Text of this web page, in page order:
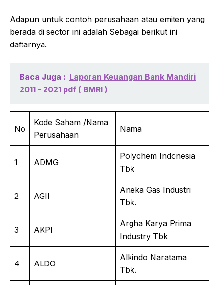
Adapun untuk contoh perusahaan atau emiten yang
berada di sector ini adalah Sebagai berikut ini
daftarnya.
Baca Juga : Laporan Keuangan Bank Mandiri
2011 - 2021 pdf ( BMRI )
No
Kode Saham /Nama
Perusahaan
Nama
1 ADMG
Polychem Indonesia
Tbk
2 AGII
Aneka Gas Industri
Tbk.
3 AKPI
Argha Karya Prima
Industry Tbk
4 ALDO
Alkindo Naratama
Tbk.